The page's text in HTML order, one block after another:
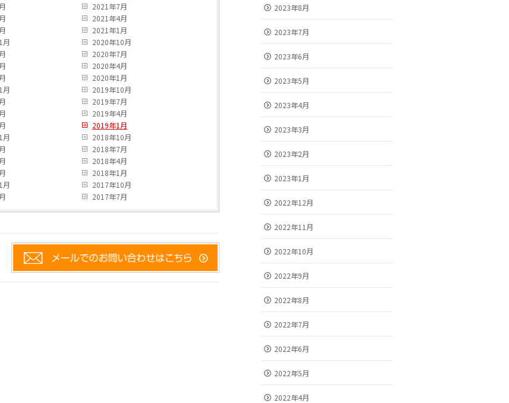
2021年7月
2021年4月
2021年1月
月
2020年10月
2020年7月
2020年4月
2020年1月
月
2019年10月
2019年7月
2019年4月
2019年1月
月
2018年10月
2018年7月
2018年4月
2018年1月
月
2017年10月
2017年7月
2023年8月
2023年7月
2023年6月
2023年5月
2023年4月
2023年3月
2023年2月
2023年1月
2022年12月
2022年11月
2022年10月
2022年9月
2022年8月
2022年7月
2022年6月
2022年5月
2022年4月